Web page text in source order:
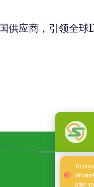
供应商，引领全